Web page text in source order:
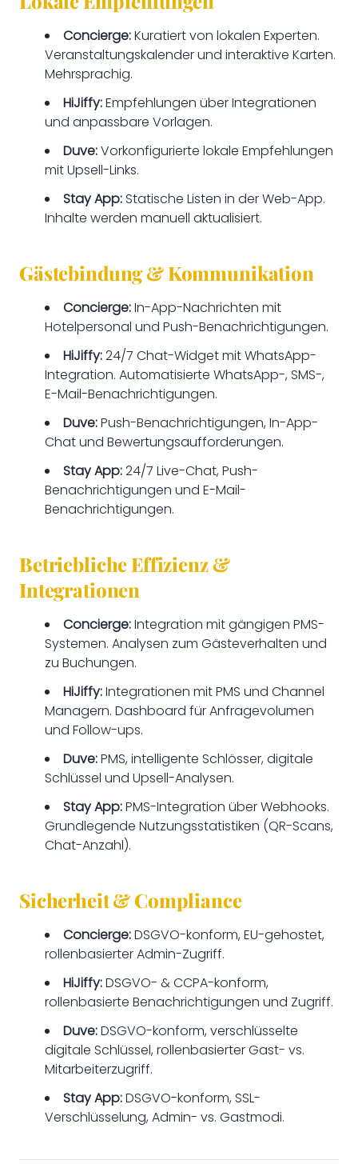
Concierge:Kuratiert von lokalen Experten.
Veranstaltungskalender und interaktive Karten.
Mehrsprachig.
HiJiffy:Empfehlungen über Integrationen
und anpassbare Vorlagen.
Duve:Vorkonfigurierte lokale Empfehlungen
mit Upsell-Links.
Stay App: Statische Listen in der Web-App.
Inhalte werden manuell aktualisiert.
Gästebindung & Kommunikation
Concierge:In-App-Nachrichten mit
Hotelpersonal und Push-Benachrichtigungen.
HiJiffy:24/7 Chat-Widget mit WhatsApp-
Integration. Automatisierte WhatsApp-, SMS-,
E-Mail-Benachrichtigungen.
Duve:Push-Benachrichtigungen, In-App-
Chat und Bewertungsaufforderungen.
Stay App:24/7 Live-Chat, Push-
Benachrichtigungen und E-Mail-
Benachrichtigungen.
Betriebliche Effizienz &
Integrationen
Concierge:Integration mit gängigen PMS-
Systemen. Analysen zum Gästeverhalten und
zu Buchungen.
HiJiffy:Integrationen mit PMS und Channel
Managern. Dashboard für Anfragevolumen
und Follow-ups.
Duve:PMS, intelligente Schlösser, digitale
Schlüssel und Upsell-Analysen.
Stay App:PMS-Integration über Webhooks.
Grundlegende Nutzungsstatistiken (QR-Scans,
Chat-Anzahl).
Sicherheit & Compliance
Concierge:DSGVO-konform, EU-gehostet,
rollenbasierter Admin-Zugriff.
HiJiffy:DSGVO- & CCPA-konform,
rollenbasierte Benachrichtigungen und Zugriff.
Duve:DSGVO-konform, verschlüsselte
digitale Schlüssel, rollenbasierter Gast- vs.
Mitarbeiterzugriff.
Stay App:DSGVO-konform, SSL-
Verschlüsselung, Admin- vs. Gastmodi.